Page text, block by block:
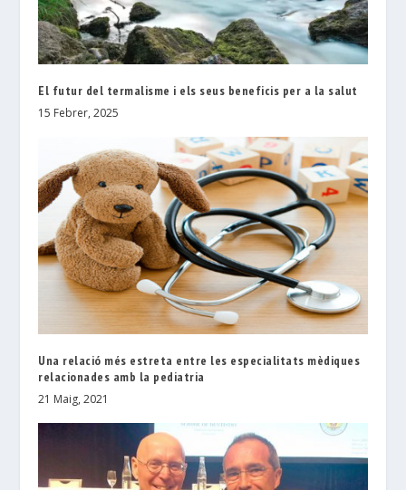
El futur del termalisme i els seus beneficis per a la salut
15 Febrer, 2025
Una relació més estreta entre les especialitats mèdiques
relacionades amb la pediatria
21 Maig, 2021